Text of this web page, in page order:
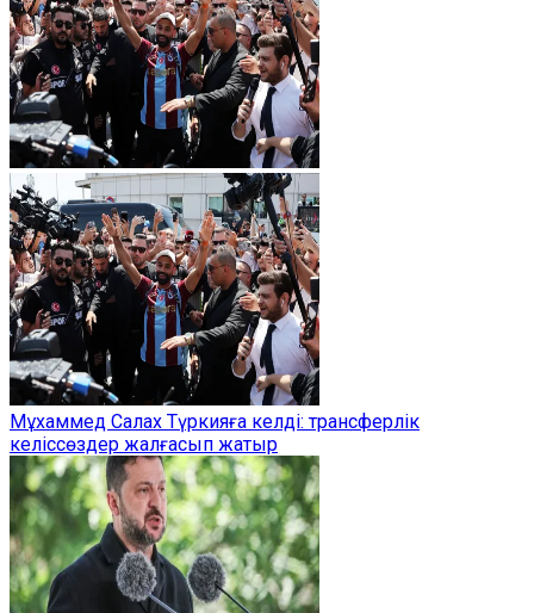
Мұхаммед Салах Түркияға келді: трансферлік
келіссөздер жалғасып жатыр